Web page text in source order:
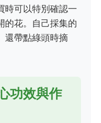
時可以特別確認一
的花。自己採集的
還帶點綠頭時摘
功效與作